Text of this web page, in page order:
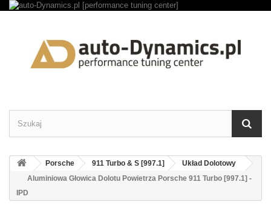
Porsche 911 Turbo & S [997.1]
Układ Dolotowy
Aluminiowa Głowica Dolotu Powietrza Porsche 911 Turbo [997.1] -
IPD